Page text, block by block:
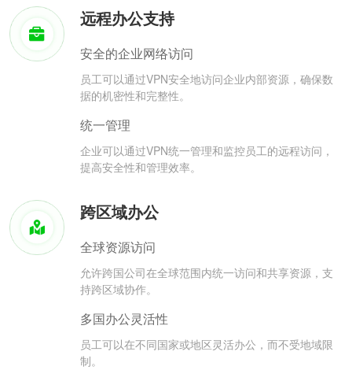
远程办公支持
安全的企业网络访问
员工可以通过VPN安全地访问企业内部资源，确保数
据的机密性和完整性。
统一管理
企业可以通过VPN统一管理和监控员工的远程访问，
提高安全性和管理效率。
跨区域办公
全球资源访问
允许跨国公司在全球范围内统一访问和共享资源，支
持跨区域协作。
多国办公灵活性
员工可以在不同国家或地区灵活办公，而不受地域限
制。